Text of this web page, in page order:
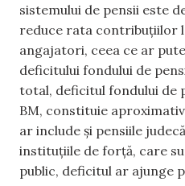
sistemului de pensii este
reduce rata contribuțiilor
angajatori, ceea ce ar
deficitului fondului de
total, deficitul fondului de
BM, constituie
ar include și pensiile
instituțiile de forță, care
public, deficitul ar ajunge